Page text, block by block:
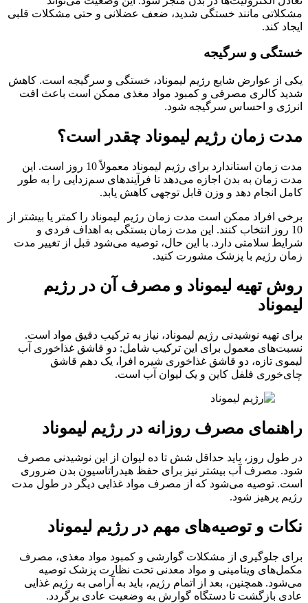
مشکلاتی مانند خستگی شدید، ضعف عضلانی و حتی مشکلات قلبی
ایجاد کند.
خستگی و سرگیجه
یکی از عوارض شایع رژیم لیموناد، خستگی و سرگیجه است. کاهش
شدید کالری مصرفی و کمبود مواد مغذی ممکن است باعث افت
انرژی و احساس سرگیجه شود.
مدت زمان رژیم لیموناد چقدر است؟
مدت زمان استاندارد برای رژیم لیموناد معمولاً 10 روز است. این
مدت زمان به بدن اجازه می‌دهد تا فرآیندهای سم‌زدایی را به طور
کامل انجام دهد و وزن قابل توجهی کاهش یابد.
برخی افراد ممکن است مدت زمان رژیم لیموناد را کمتر یا بیشتر از
10 روز انتخاب کنند. این مدت زمان بستگی به اهداف فردی و
شرایط سلامتی دارد. با این حال، توصیه می‌شود قبل از تغییر مدت
زمان رژیم با پزشک مشورت کنید.
روش تهیه لیموناد و مصرف آن در رژیم
لیموناد
برای تهیه نوشیدنی رژیم لیموناد، نیاز به ترکیب دقیق مواد است.
نسبت‌های معمول برای این ترکیب شامل: دو قاشق غذاخوری آب
لیموی تازه، دو قاشق غذاخوری شیره افرا، یک دهم قاشق
چای‌خوری فلفل کاین و یک لیوان آب است.
راهنمای مصرف روزانه در رژیم لیموناد
در طول روز، باید حداقل شش تا ده لیوان از این نوشیدنی مصرف
شود. مصرف آب بیشتر نیز برای حفظ هیدراتاسیون بدن ضروری
است. توصیه می‌شود که از مصرف مواد غذایی دیگر در طول مدت
رژیم پرهیز شود.
نکات و توصیه‌های مهم در رژیم لیموناد
برای جلوگیری از مشکلات گوارشی و کمبود مواد مغذی، مصرف
مکمل‌های ویتامینی و مواد معدنی تحت نظارت پزشک توصیه
می‌شود. همچنین، بعد از اتمام رژیم، باید به آرامی به رژیم غذایی
عادی بازگشت تا دستگاه گوارش به وضعیت عادی برگردد.